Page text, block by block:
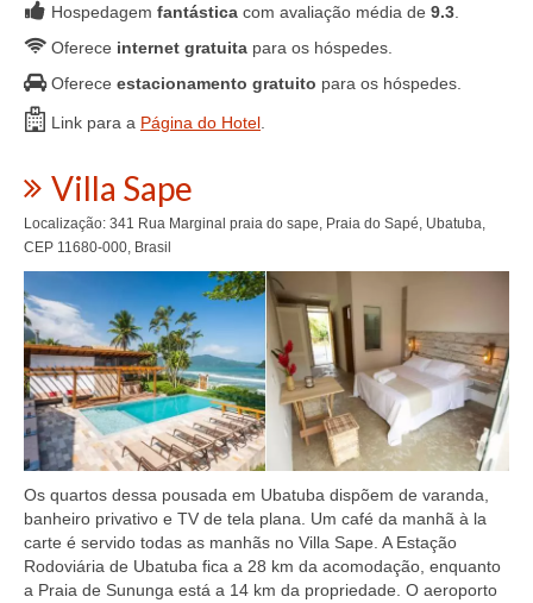
Hospedagem fantástica com avaliação média de 9.3
Oferece internet gratuita para os hóspedes.
Oferece estacionamento gratuito para os hóspedes.
Link para a Página do Hotel
Villa Sape
Localização: 341 Rua Marginal praia do sape, Praia do Sapé, Ubatuba,
CEP 11680-000, Brasil
Os quartos dessa pousada em Ubatuba dispõem de varanda,
banheiro privativo e TV de tela plana. Um café da manhã à la
carte é servido todas as manhãs no Villa Sape. A Estação
Rodoviária de Ubatuba fica a 28 km da acomodação, enquanto
a Praia de Sununga está a 14 km da propriedade. O aeroporto